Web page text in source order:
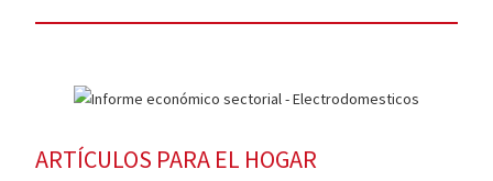
ARTÍCULOS PARA EL HOGAR